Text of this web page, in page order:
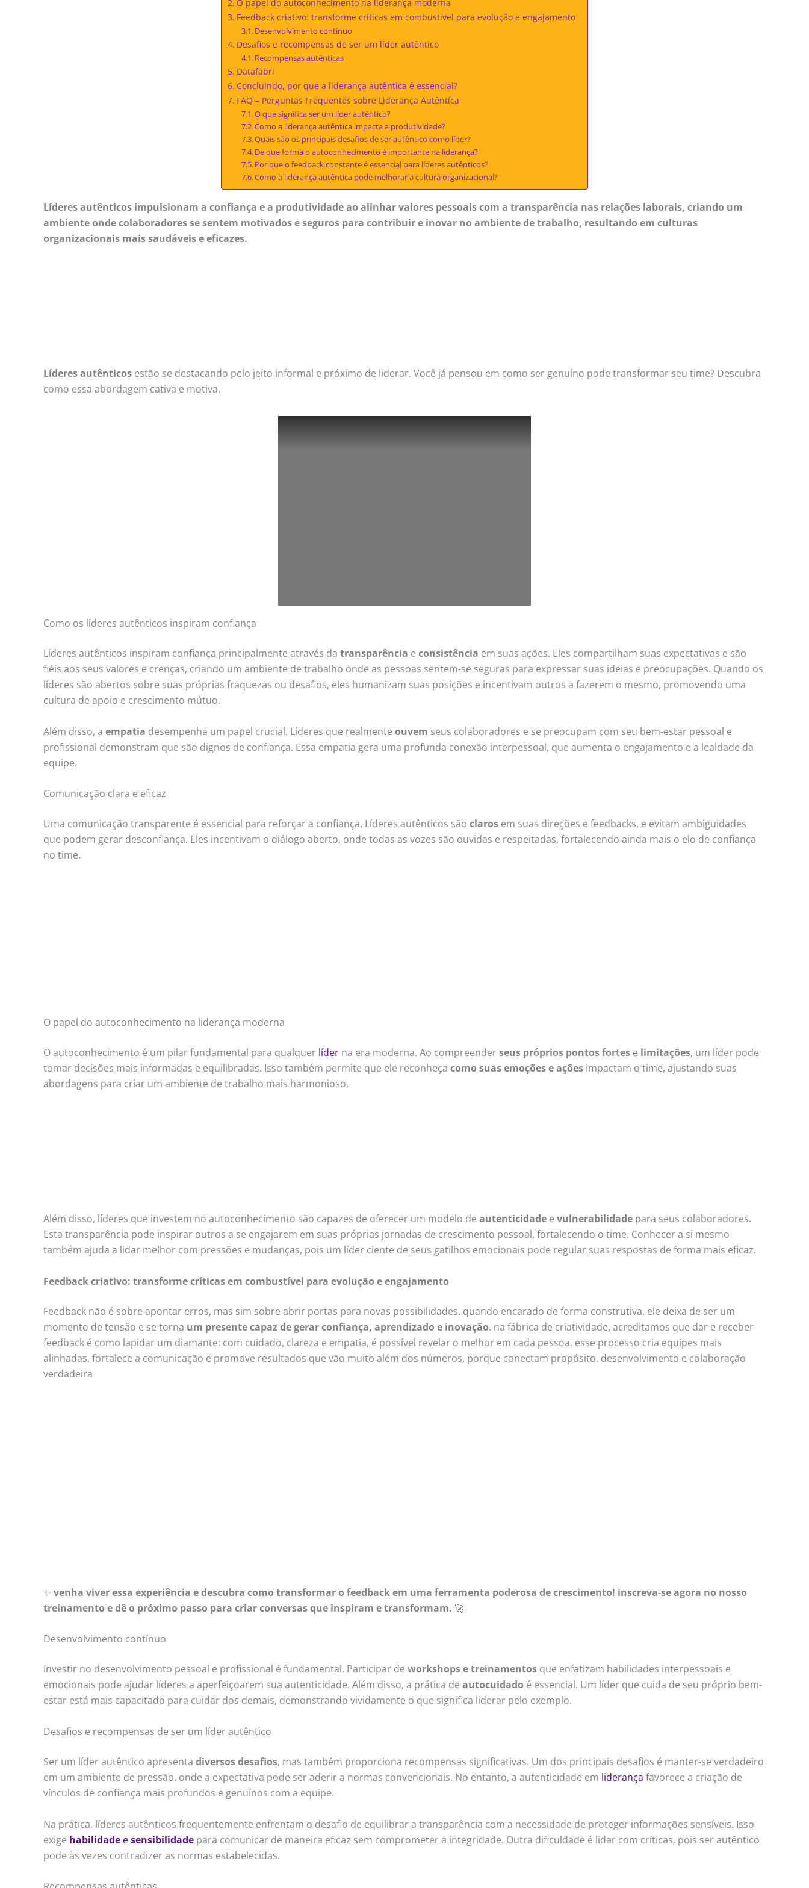
O papel do autoconhecimento na liderança moderna
Feedback criativo: transforme críticas em combustível para evolução e engajamento
Desenvolvimento contínuo
Desafios e recompensas de ser um líder autêntico
Recompensas autênticas
Datafabri
Concluindo, por que a liderança autêntica é essencial?
FAQ – Perguntas Frequentes sobre Liderança Autêntica
O que significa ser um líder autêntico?
Como a liderança autêntica impacta a produtividade?
Quais são os principais desafios de ser autêntico como líder?
De que forma o autoconhecimento é importante na liderança?
Por que o feedback constante é essencial para líderes autênticos?
Como a liderança autêntica pode melhorar a cultura organizacional?
Líderes autênticos impulsionam a confiança e a produtividade ao alinhar valores pessoais com a transparência nas relações laborais, criando um
ambiente onde colaboradores se sentem motivados e seguros para contribuir e inovar no ambiente de trabalho, resultando em culturas
organizacionais mais saudáveis e eficazes.
Líderes autênticos estão se destacando pelo jeito informal e próximo de liderar. Você já pensou em como ser genuíno pode transformar seu time? Descubra
como essa abordagem cativa e motiva.
Como os líderes autênticos inspiram confiança
Líderes autênticos inspiram confiança principalmente através da transparência e consistência em suas ações. Eles compartilham suas expectativas e são
fiéis aos seus valores e crenças, criando um ambiente de trabalho onde as pessoas sentem-se seguras para expressar suas ideias e preocupações. Quando os
líderes são abertos sobre suas próprias fraquezas ou desafios, eles humanizam suas posições e incentivam outros a fazerem o mesmo, promovendo uma
cultura de apoio e crescimento mútuo.
Além disso, a empatia desempenha um papel crucial. Líderes que realmente ouvem seus colaboradores e se preocupam com seu bem-estar pessoal e
profissional demonstram que são dignos de confiança. Essa empatia gera uma profunda conexão interpessoal, que aumenta o engajamento e a lealdade da
equipe.
Comunicação clara e eficaz
Uma comunicação transparente é essencial para reforçar a confiança. Líderes autênticos são claros em suas direções e feedbacks, e evitam ambiguidades
que podem gerar desconfiança. Eles incentivam o diálogo aberto, onde todas as vozes são ouvidas e respeitadas, fortalecendo ainda mais o elo de confiança
no time.
O papel do autoconhecimento na liderança moderna
O autoconhecimento é um pilar fundamental para qualquer líder na era moderna. Ao compreenderseus próprios pontos fortes e limitações, um líder pode
tomar decisões mais informadas e equilibradas. Isso também permite que ele reconheça como suas emoções e ações impactam o time, ajustando suas
abordagens para criar um ambiente de trabalho mais harmonioso.
Além disso, líderes que investem no autoconhecimento são capazes de oferecer um modelo de autenticidade e vulnerabilidade para seus colaboradores.
Esta transparência pode inspirar outros a se engajarem em suas próprias jornadas de crescimento pessoal, fortalecendo o time. Conhecer a si mesmo
também ajuda a lidar melhor com pressões e mudanças, pois um líder ciente de seus gatilhos emocionais pode regular suas respostas de forma mais eficaz.
Feedback criativo: transforme críticas em combustível para evolução e engajamento
Feedback não é sobre apontar erros, mas sim sobre abrir portas para novas possibilidades. quando encarado de forma construtiva, ele deixa de ser um
momento de tensão e se torna um presente capaz de gerar confiança, aprendizado e inovação. na fábrica de criatividade, acreditamos que dar e receber
feedback é como lapidar um diamante: com cuidado, clareza e empatia, é possível revelar o melhor em cada pessoa. esse processo cria equipes mais
alinhadas, fortalece a comunicação e promove resultados que vão muito além dos números, porque conectam propósito, desenvolvimento e colaboração
verdadeira
✨ venha viver essa experiência e descubra como transformar o feedback em uma ferramenta poderosa de crescimento! inscreva-se agora no nosso
treinamento e dê o próximo passo para criar conversas que inspiram e transformam. 🚀
Desenvolvimento contínuo
Investir no desenvolvimento pessoal e profissional é fundamental. Participar de workshops e treinamentos que enfatizam habilidades interpessoais e
emocionais pode ajudar líderes a aperfeiçoarem sua autenticidade. Além disso, a prática de autocuidado é essencial. Um líder que cuida de seu próprio bem-
estar está mais capacitado para cuidar dos demais, demonstrando vividamente o que significa liderar pelo exemplo.
Desafios e recompensas de ser um líder autêntico
Ser um líder autêntico apresenta diversos desafios, mas também proporciona recompensas significativas. Um dos principais desafios é manter-se verdadeiro
em um ambiente de pressão, onde a expectativa pode ser aderir a normas convencionais. No entanto, a autenticidade em liderança favorece a criação de
vínculos de confiança mais profundos e genuínos com a equipe.
Na prática, líderes autênticos frequentemente enfrentam o desafio de equilibrar a transparência com a necessidade de proteger informações sensíveis. Isso
exige habilidade esensibilidade para comunicar de maneira eficaz sem comprometer a integridade. Outra dificuldade é lidar com críticas, pois ser autêntico
pode às vezes contradizer as normas estabelecidas.